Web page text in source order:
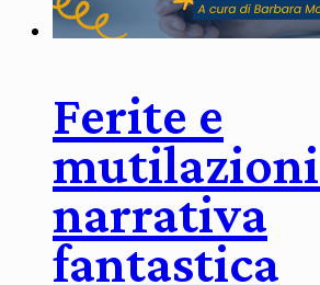
Ferite e
narrativa
fantastica